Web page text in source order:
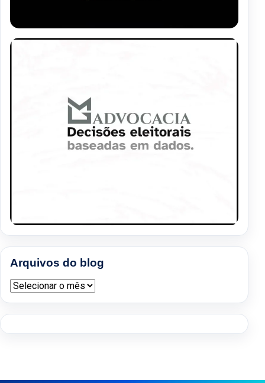
Arquivos do blog
Arquivos do blog